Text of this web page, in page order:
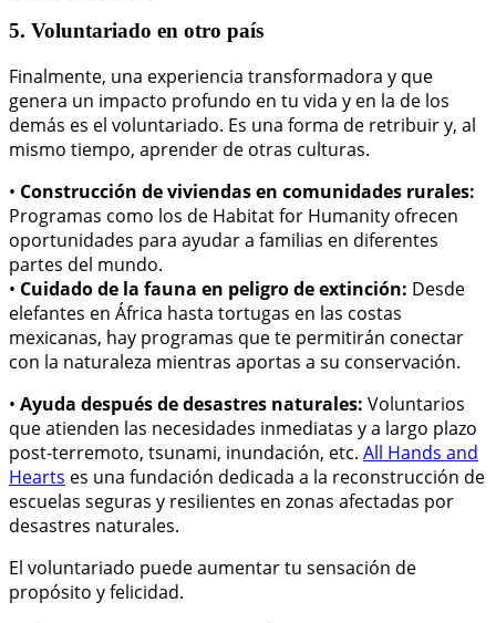
5. Voluntariado en otro país
Finalmente, una experiencia transformadora y que
genera un impacto profundo en tu vida y en la de los
demás es el voluntariado. Es una forma de retribuir y, al
mismo tiempo, aprender de otras culturas.
• Construcción de viviendas en comunidades rurales:
Programas como los de Habitat for Humanity ofrecen
oportunidades para ayudar a familias en diferentes
partes del mundo.
• Cuidado de la fauna en peligro de extinción: Desde
elefantes en África hasta tortugas en las costas
mexicanas, hay programas que te permitirán conectar
con la naturaleza mientras aportas a su conservación.
• Ayuda después de desastres naturales: Voluntarios
que atienden las necesidades inmediatas y a largo plazo
post-terremoto, tsunami, inundación, etc. All Hands and
Hearts es una fundación dedicada a la reconstrucción de
escuelas seguras y resilientes en zonas afectadas por
desastres naturales.
El voluntariado puede aumentar tu sensación de
propósito y felicidad.